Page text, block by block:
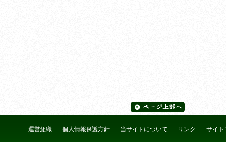
運営組織 個人情報保護方針 当サイトについて リンク サイト